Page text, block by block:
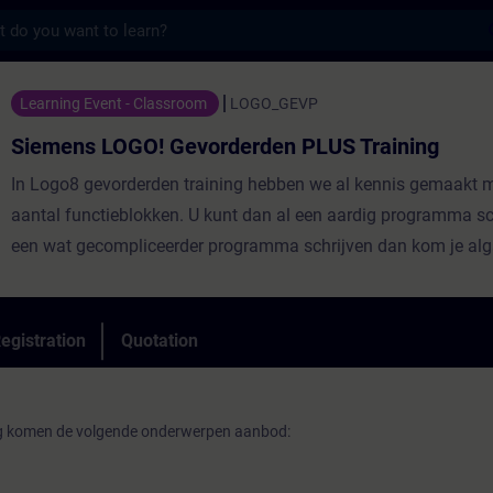
Gevorderden PLUS Training -
Learning Event - Classroom LOGO_GEVP
Siemens LOGO! Gevorderden PLUS Training
In Logo8 gevorderden training hebben we al kennis gemaakt
aantal functieblokken. U kunt dan al een aardig programma
een wat gecompliceerder programma schrijven dan kom je
grote spaghettiaan functieblokken wordt. Door gebruik te
databases kun jehet programma vaak vereenvoudigen
Quotation
komen de volgende onderwerpen aanbod: